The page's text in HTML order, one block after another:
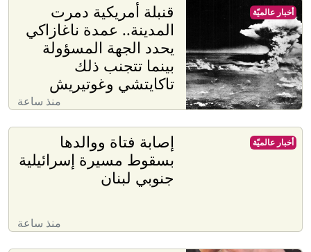
قنبلة أمريكية دمرت
المدينة.. عمدة ناغازاكي
يحدد الجهة المسؤولة
بينما تتجنب ذلك
تاكايتشي وغوتيريش
منذ ساعة
أخبار عالميّة
إصابة فتاة ووالدها
بسقوط مسيرة إسرائيلية
جنوبي لبنان
منذ ساعة
أخبار عالميّة